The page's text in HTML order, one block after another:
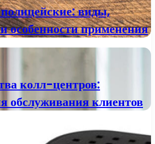
виды,
особенности применения
колл-центров:
обслуживания клиентов